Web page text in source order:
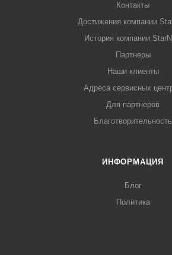
Контакты
Достижения компании
История компании
Партнеры
Наши клиенты
Адреса сервисных
Для партнеров
Благотворительность
ИНФОРМАЦИЯ
Блог
Политика